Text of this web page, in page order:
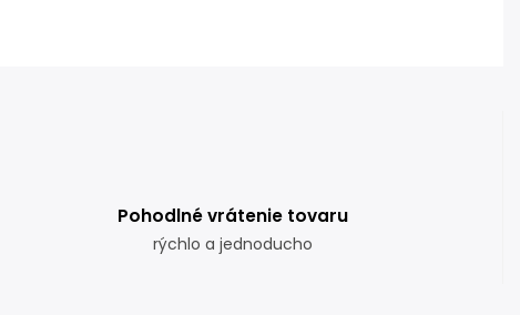
Pohodlné vrátenie tovaru
rýchlo a jednoducho